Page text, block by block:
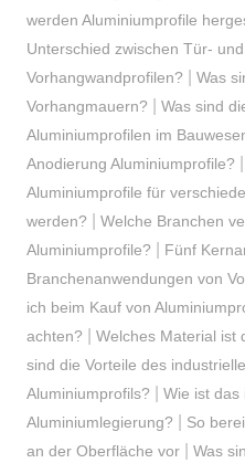
werden Aluminiumprofile
Unterschied zwischen Tür-
Vorhangwandprofilen?
Was
Vorhangmauern?
Was sind
Aluminiumprofilen im
Anodierung Aluminiumprofile?
Aluminiumprofile für
werden?
Welche Branchen
Aluminiumprofile?
Fünf
Branchenanwendungen von
ich beim Kauf von
achten?
Welches Material ist
sind die Vorteile des
Aluminiumprofils?
Wie ist das
Aluminiumlegierung?
So
an der Oberfläche vor| Was